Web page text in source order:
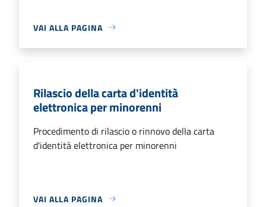
VAI ALLA PAGINA
Rilascio della carta d'identità
elettronica per minorenni
Procedimento di rilascio o rinnovo della carta
d'identità elettronica per minorenni
VAI ALLA PAGINA